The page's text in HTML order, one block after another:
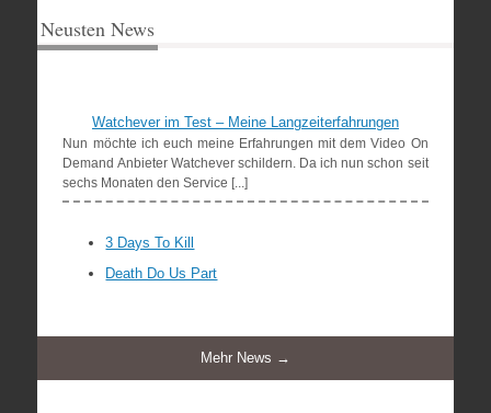
Neusten News
Watchever im Test – Meine Langzeiterfahrungen
Nun möchte ich euch meine Erfahrungen mit dem Video On
Demand Anbieter Watchever schildern. Da ich nun schon seit
sechs Monaten den Service [...]
3 Days To Kill
Death Do Us Part
Mehr News →